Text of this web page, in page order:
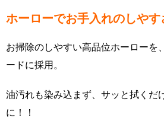
ホーローでお手入れのしや
お掃除のしやすい高品位ホーローを
ードに採用。
油汚れも染み込まず、サッと拭くだ
に！！